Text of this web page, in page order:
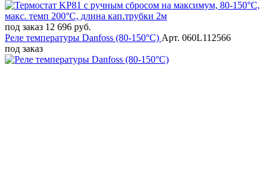
под заказ 12 696 руб.
Реле температуры Danfoss (80-150°C) Арт. 060L112566
под заказ